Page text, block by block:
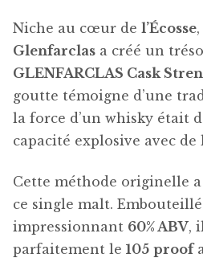
Niche au cœur de l’Écosse
Glenfarclas a créé un
GLENFARCLAS Cask
goutte témoigne d’une
la force d’un whisky était
capacité explosive avec
Cette méthode originelle
ce single malt.
impressionnant 60% ABV,
parfaitement le 105 proof